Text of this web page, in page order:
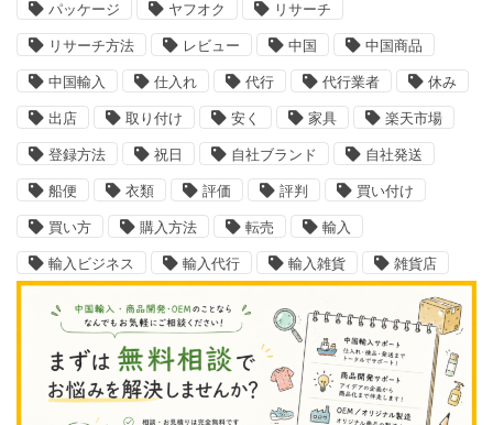
パッケージ ヤフオク リサーチ
リサーチ方法 レビュー 中国 中国商品
中国輸入 仕入れ 代行 代行業者 休み
出店 取り付け 安く 家具 楽天市場
登録方法 祝日 自社ブランド 自社発送
船便 衣類 評価 評判 買い付け
買い方 購入方法 転売 輸入
輸入ビジネス 輸入代行 輸入雑貨 雑貨店